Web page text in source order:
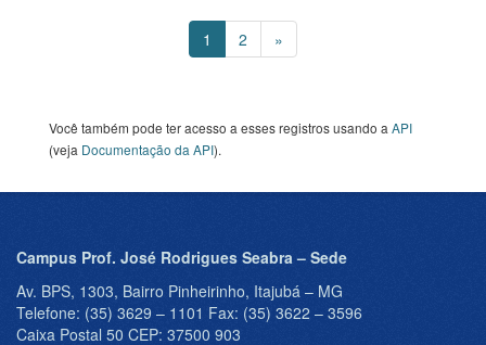
1 2 »
Você também pode ter acesso a esses registros usando a API
(veja Documentação da API).
Campus Prof. José Rodrigues Seabra – Sede
Av. BPS, 1303, Bairro Pinheirinho, Itajubá – MG
Telefone: (35) 3629 – 1101 Fax: (35) 3622 – 3596
Caixa Postal 50 CEP: 37500 903